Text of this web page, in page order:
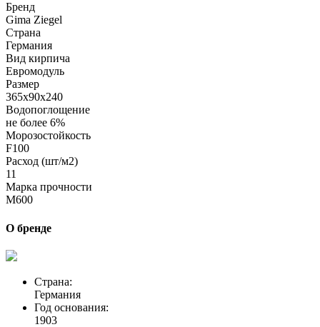
Бренд
Gima Ziegel
Страна
Германия
Вид кирпича
Евромодуль
Размер
365х90х240
Водопоглощение
не более 6%
Морозостойкость
F100
Расход (шт/м2)
11
Марка прочности
M600
О бренде
Страна:
Германия
Год основания:
1903